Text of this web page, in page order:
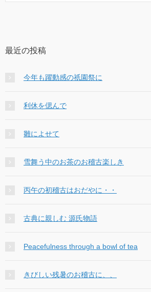
最近の投稿
今年も躍動感の祇園祭に
利休を偲んで
雛によせて
雪舞う中のお茶のお稽古楽しき
丙午の初稽古はおだやに・・
古典に親しむ 源氏物語
Peacefulness through a bowl of tea
きびしい残暑のお稽古に、、